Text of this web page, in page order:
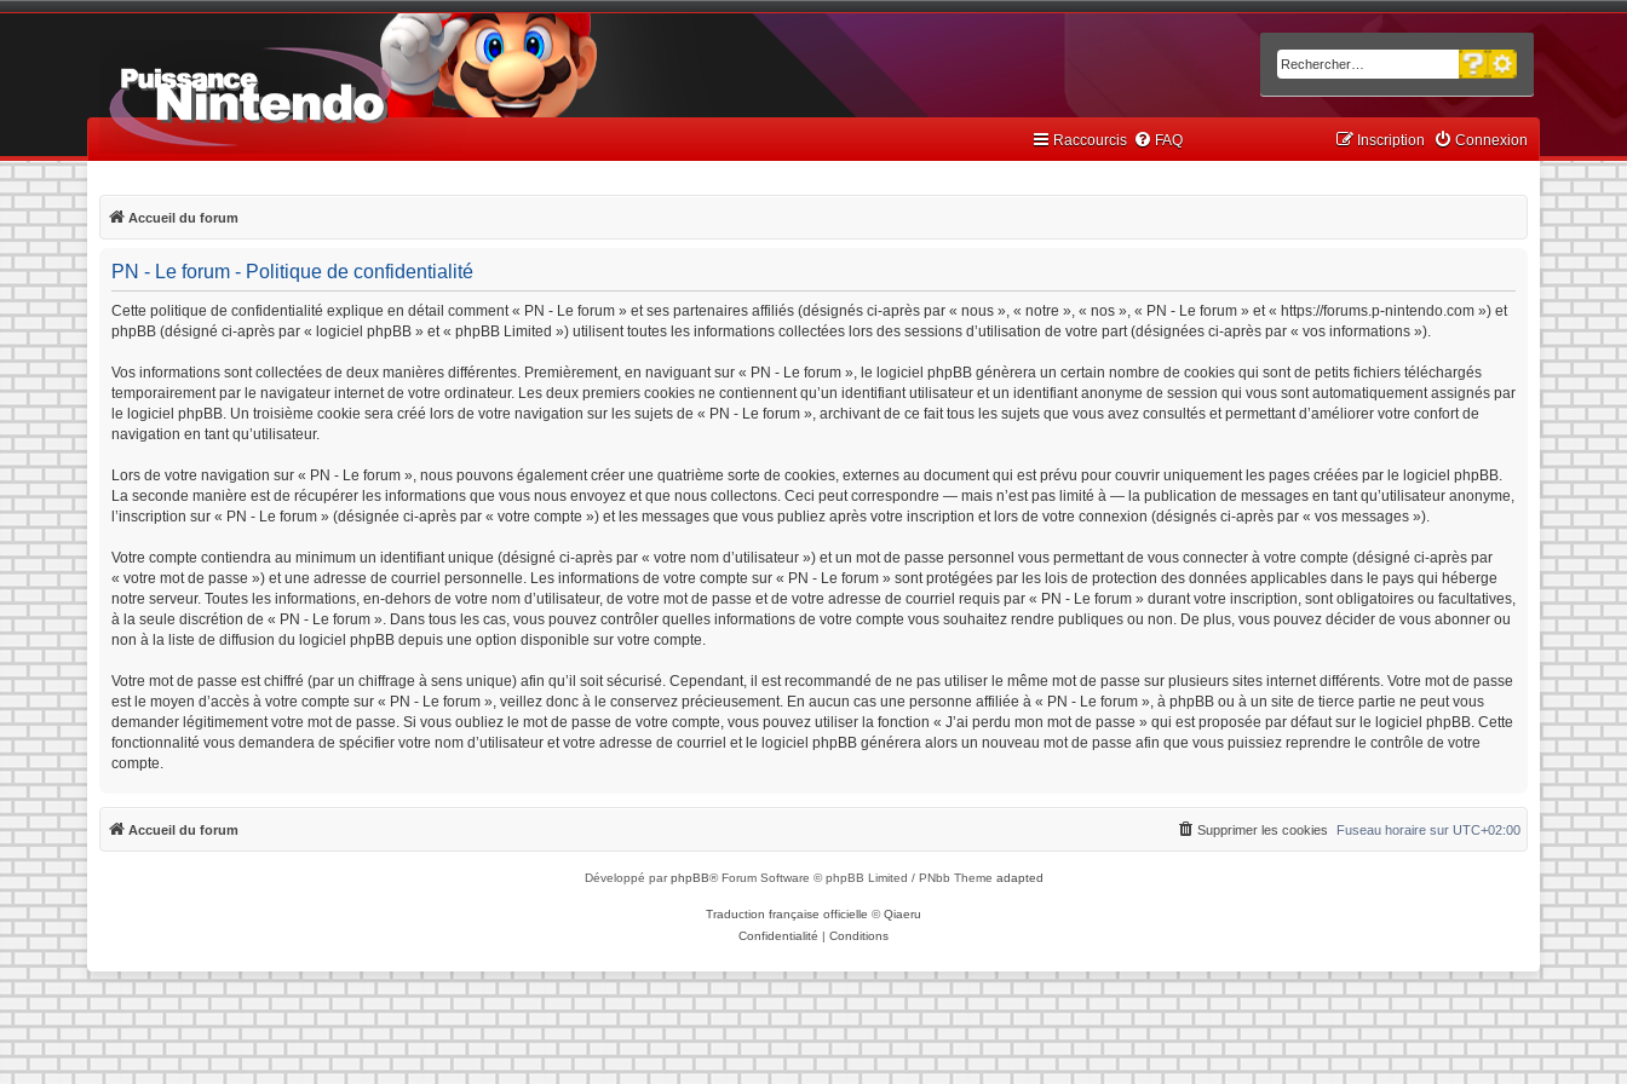
Rechercher
Recherche avancée
Raccourcis FAQ Connexion
Inscription
Accueil du forum
PN - Le forum - Politique de confidentialité
Cette politique de confidentialité explique en détail comment « PN - Le forum » et ses partenaires affiliés (désignés ci-après par « nous », « notre », « nos », « PN - Le forum » et « https://forums.p-nintendo.com ») et
phpBB (désigné ci-après par « logiciel phpBB » et « phpBB Limited ») utilisent toutes les informations collectées lors des sessions d’utilisation de votre part (désignées ci-après par « vos informations »).
Vos informations sont collectées de deux manières différentes. Premièrement, en naviguant sur « PN - Le forum », le logiciel phpBB génèrera un certain nombre de cookies qui sont de petits fichiers téléchargés
temporairement par le navigateur internet de votre ordinateur. Les deux premiers cookies ne contiennent qu’un identifiant utilisateur et un identifiant anonyme de session qui vous sont automatiquement assignés par
le logiciel phpBB. Un troisième cookie sera créé lors de votre navigation sur les sujets de « PN - Le forum », archivant de ce fait tous les sujets que vous avez consultés et permettant d’améliorer votre confort de
navigation en tant qu’utilisateur.
Lors de votre navigation sur « PN - Le forum », nous pouvons également créer une quatrième sorte de cookies, externes au document qui est prévu pour couvrir uniquement les pages créées par le logiciel phpBB.
La seconde manière est de récupérer les informations que vous nous envoyez et que nous collectons. Ceci peut correspondre — mais n’est pas limité à — la publication de messages en tant qu’utilisateur anonyme,
l’inscription sur « PN - Le forum » (désignée ci-après par « votre compte ») et les messages que vous publiez après votre inscription et lors de votre connexion (désignés ci-après par « vos messages »).
Votre compte contiendra au minimum un identifiant unique (désigné ci-après par « votre nom d’utilisateur ») et un mot de passe personnel vous permettant de vous connecter à votre compte (désigné ci-après par
« votre mot de passe ») et une adresse de courriel personnelle. Les informations de votre compte sur « PN - Le forum » sont protégées par les lois de protection des données applicables dans le pays qui héberge
notre serveur. Toutes les informations, en-dehors de votre nom d’utilisateur, de votre mot de passe et de votre adresse de courriel requis par « PN - Le forum » durant votre inscription, sont obligatoires ou facultatives,
à la seule discrétion de « PN - Le forum ». Dans tous les cas, vous pouvez contrôler quelles informations de votre compte vous souhaitez rendre publiques ou non. De plus, vous pouvez décider de vous abonner ou
non à la liste de diffusion du logiciel phpBB depuis une option disponible sur votre compte.
Votre mot de passe est chiffré (par un chiffrage à sens unique) afin qu’il soit sécurisé. Cependant, il est recommandé de ne pas utiliser le même mot de passe sur plusieurs sites internet différents. Votre mot de passe
est le moyen d’accès à votre compte sur « PN - Le forum », veillez donc à le conservez précieusement. En aucun cas une personne affiliée à « PN - Le forum », à phpBB ou à un site de tierce partie ne peut vous
demander légitimement votre mot de passe. Si vous oubliez le mot de passe de votre compte, vous pouvez utiliser la fonction « J’ai perdu mon mot de passe » qui est proposée par défaut sur le logiciel phpBB. Cette
fonctionnalité vous demandera de spécifier votre nom d’utilisateur et votre adresse de courriel et le logiciel phpBB générera alors un nouveau mot de passe afin que vous puissiez reprendre le contrôle de votre
compte.
Accueil du forum Fuseau horaire sur UTC+02:00
Supprimer les cookies
Développé parphpBB® Forum Software © phpBB Limited / PNbb Theme adapted
Traduction française officielle ©Qiaeru
Confidentialité | Conditions